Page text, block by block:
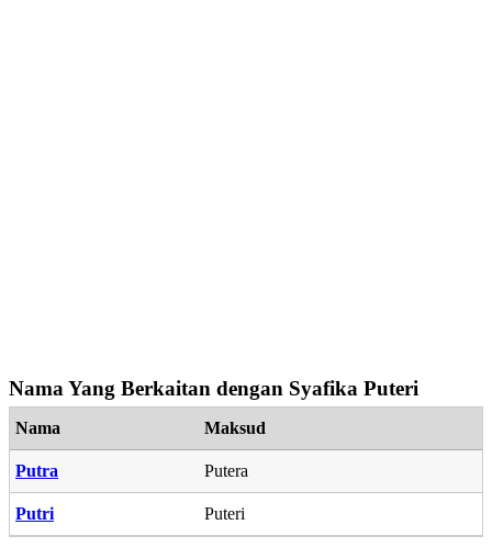
Nama Yang Berkaitan dengan Syafika Puteri
Nama Maksud
Putra Putera
Putri Puteri